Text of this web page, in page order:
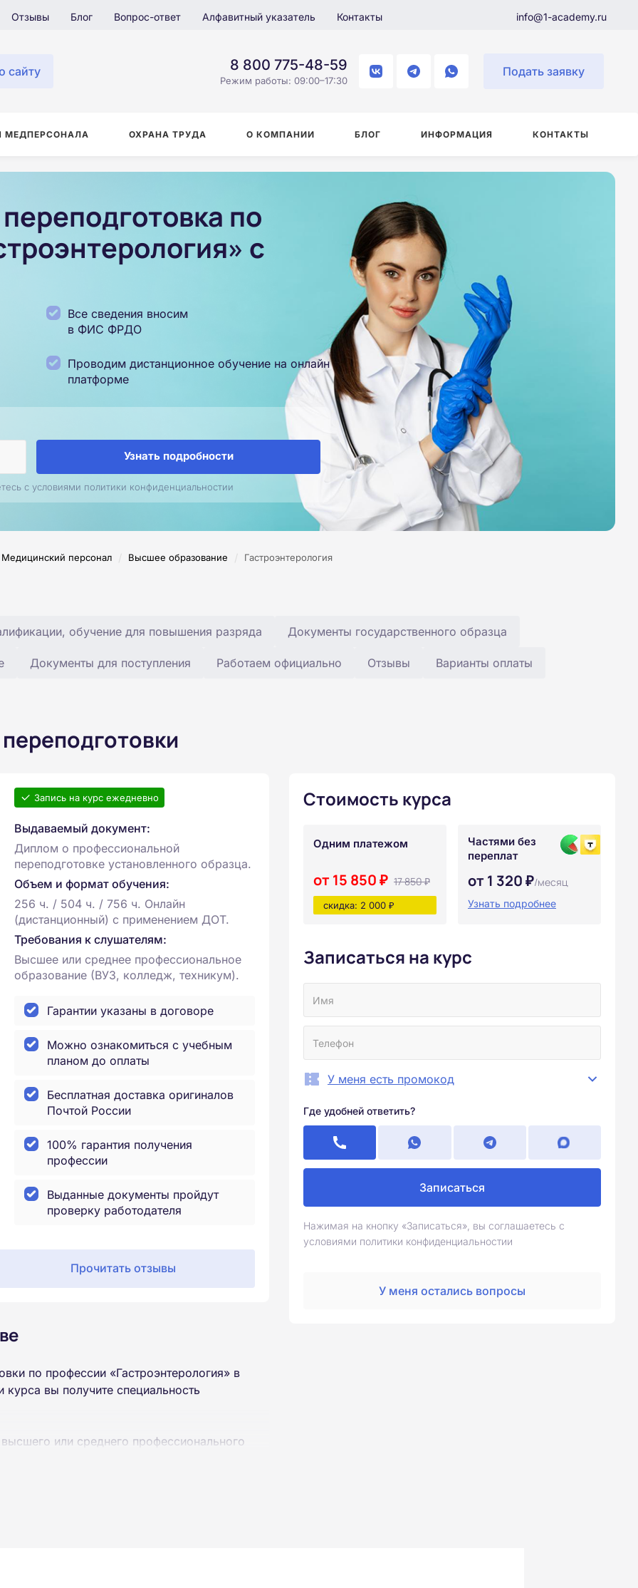
Отзывы Блог Вопрос-ответ Алфавитный указатель Контакты info@1-academy.ru
сайту 8 800 775-48-59
Режим работы: 09:00–17:30
Подать заявку
МЕДПЕРСОНАЛА ОХРАНА ТРУДА О КОМПАНИИ БЛОГ ИНФОРМАЦИЯ КОНТАКТЫ
по
с
Все сведения вносим
в ФИС ФРДО
Проводим дистанционное обучение на онлайн
платформе
Узнать подробности
с условиями политики конфиденциальностии
Медицинский персонал / Высшее образование / Гастроэнтерология
обучение для повышения разряда Документы государственного образца
Документы для поступления Работаем официально Отзывы Варианты оплаты
Запись на курс ежедневно
Выдаваемый документ:
Диплом о профессиональной
переподготовке установленного образца.
Объем и формат обучения:
256 ч. / 504 ч. / 756 ч. Онлайн
(дистанционный) с применением ДОТ.
Требования к слушателям:
Высшее или среднее профессиональное
образование (ВУЗ, колледж, техникум).
Гарантии указаны в договоре
Можно ознакомиться с учебным
планом до оплаты
Бесплатная доставка оригиналов
Почтой России
100% гарантия получения
профессии
Выданные документы пройдут
проверку работодателя
Прочитать отзывы
по профессии «Гастроэнтерология» в
вы получите специальность
или среднего профессионального
Стоимость курса
Одним платежом
от 15 850 ₽ 17 850 ₽
скидка: 2 000 ₽
Частями без
переплат
от 1 320 ₽/месяц
Узнать подробнее
Записаться на курс
У меня есть промокод
Где удобней ответить?
Записаться
Нажимая на кнопку «Записаться», вы соглашаетесь с
условиями политики конфиденциальностии
У меня остались вопросы